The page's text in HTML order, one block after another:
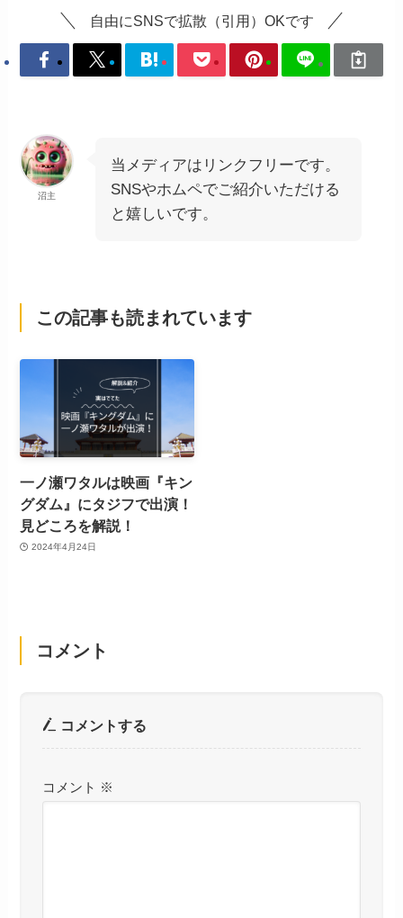
自由にSNSで拡散（引用）OKです
沼主
当メディアはリンクフリーです。
SNSやホムペでご紹介いただける
と嬉しいです。
この記事も読まれています
一ノ瀬ワタルは映画『キン
グダム』にタジフで出演！
見どころを解説！
2024年4月24日
コメント
コメントする
コメント ※